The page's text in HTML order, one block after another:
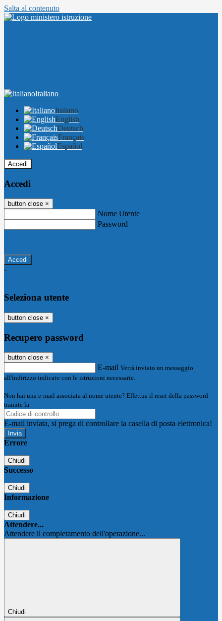
Salta al contenuto
Italiano
Italiano
English
Deutsch
Français
Español
Accedi
Accedi
button close ×
Nome Utente
Password
-
Seleziona utente
button close ×
Recupero password
button close ×
E-mail Verrà inviato un messaggio
all'indirizzo indicato con le istruzioni necessarie.
Non hai una e-mail associata al nome utente? Effettua il reset della password
tramite la
E-mail inviata, si prega di controllare la casella di posta elettronica!
Errore
Chiudi
Successo
Chiudi
Informazione
Chiudi
Attendere...
Attendere il completamento dell'operazione...
Chiudi